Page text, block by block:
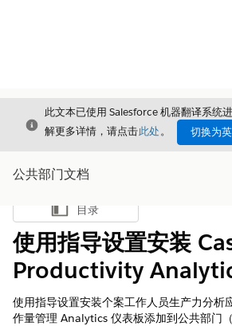
关闭
此文本已使用 Salesforce 机器翻译系统
解更多详情，请点击此处。 切换为
公共部门文档
显示目录
目录
使用指导设置安装
Productivity
使用指导设置安装个案工作人员生产力分析
作量管理 Analytics 仪表板添加到公共部门